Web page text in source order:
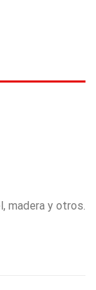
madera y otros.